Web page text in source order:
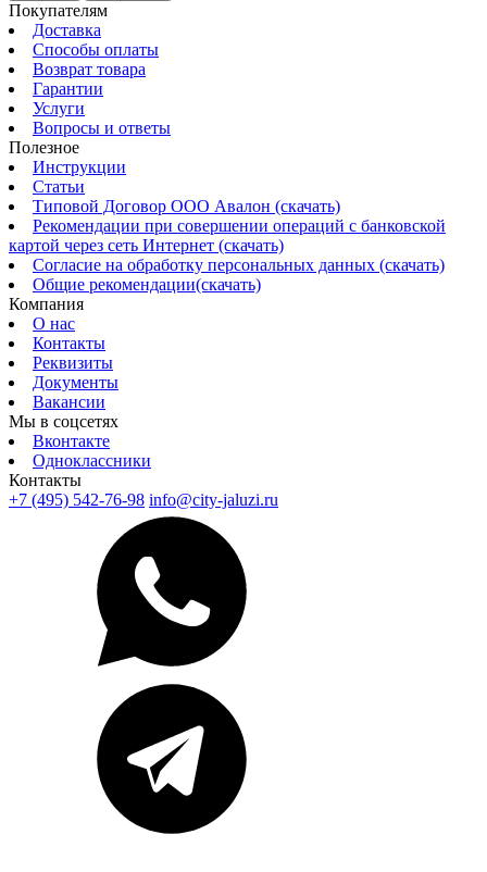
Покупателям
Доставка
Способы оплаты
Возврат товара
Гарантии
Услуги
Вопросы и ответы
Полезное
Инструкции
Статьи
Типовой Договор ООО Авалон (скачать)
Рекомендации при совершении операций с банковской
картой через сеть Интернет (скачать)
Согласие на обработку персональных данных (скачать)
Общие рекомендации(скачать)
Компания
О нас
Контакты
Реквизиты
Документы
Вакансии
Мы в соцсетях
Вконтакте
Одноклассники
Контакты
+7 (495) 542-76-98 info@city-jaluzi.ru